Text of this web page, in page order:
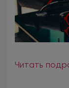
Читать